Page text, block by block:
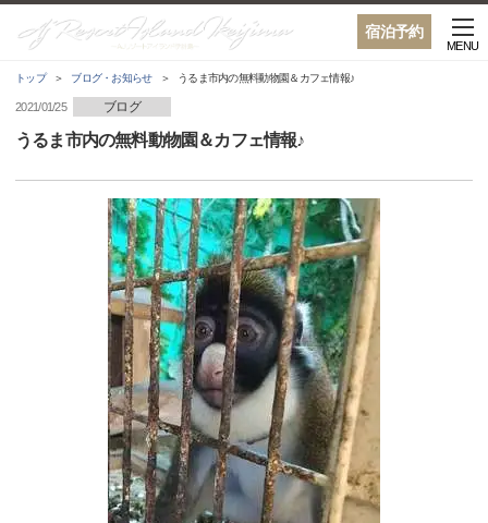
宿泊予約
MENU
トップ ブログ・お知らせ うるま市内の無料動物園＆カフェ情報♪
2021/01/25 ブログ
うるま市内の無料動物園＆カフェ情報♪